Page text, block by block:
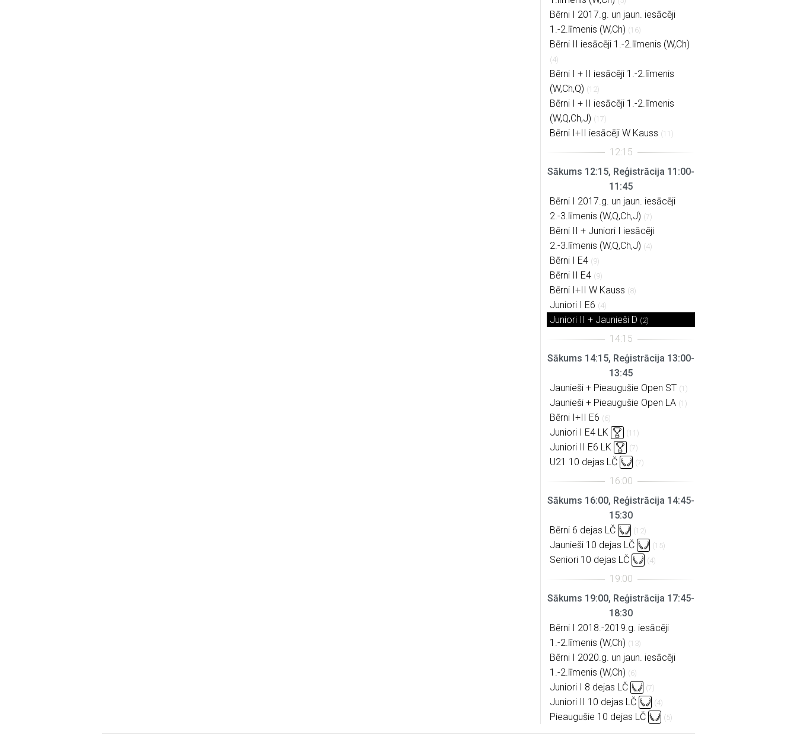
Bērni I 2017.g. un jaun. iesācēji
1.-2.līmenis (W,Ch) (16)
Bērni II iesācēji 1.-2.līmenis (W,Ch)
(4)
Bērni I + II iesācēji 1.-2.līmenis
(W,Ch,Q) (12)
Bērni I + II iesācēji 1.-2.līmenis
(W,Q,Ch,J) (17)
Bērni I+II iesācēji W Kauss (11)
Sākums 12:15, Reģistrācija 11:00-
11:45
Bērni I 2017.g. un jaun. iesācēji
2.-3.līmenis (W,Q,Ch,J) (7)
Bērni II + Juniori I iesācēji
2.-3.līmenis (W,Q,Ch,J) (4)
Bērni I E4 (9)
Bērni II E4 (9)
Bērni I+II W Kauss (8)
Juniori I E6 (4)
Juniori II + Jaunieši D (2)
Sākums 14:15, Reģistrācija 13:00-
13:45
Jaunieši + Pieaugušie Open ST (1)
Jaunieši + Pieaugušie Open LA (1)
Bērni I+II E6 (6)
Juniori I E4 LK (11)
Juniori II E6 LK (7)
U21 10 dejas LČ (7)
Sākums 16:00, Reģistrācija 14:45-
15:30
Bērni 6 dejas LČ
(12)
Jaunieši 10 dejas LČ (15)
Seniori 10 dejas LČ (4)
Sākums 19:00, Reģistrācija 17:45-
18:30
Bērni I 2018.-2019.g. iesācēji
1.-2.līmenis (W,Ch) (13)
Bērni I 2020.g. un jaun. iesācēji
1.-2.līmenis (W,Ch) (6)
Juniori I 8 dejas LČ (7)
Juniori II 10 dejas LČ (4)
Pieaugušie 10 dejas LČ (5)